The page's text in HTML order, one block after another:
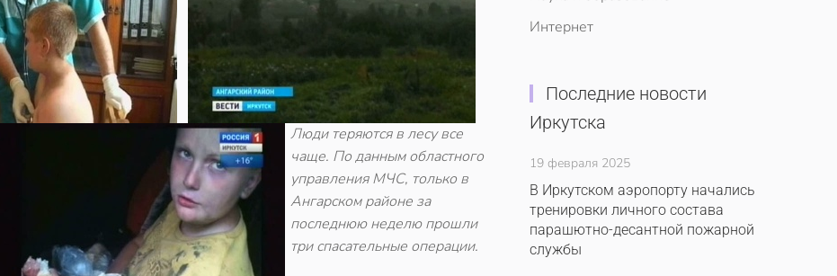
Люди теряются в лесу все
чаще. По данным областного
управления МЧС, только в
Ангарском районе за
последнюю неделю прошли
три спасательные операции.
Интернет
Последние новости
Иркутска
19 февраля 2025
В Иркутском аэропорту начались
тренировки личного состава
парашютно-десантной пожарной
службы